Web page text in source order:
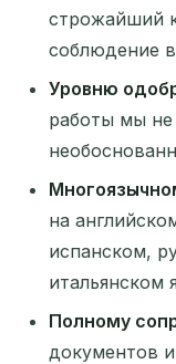
строжайший
соблюдение
Уровню
работы мы не
на
испанском,
итальянском
Полному
документов